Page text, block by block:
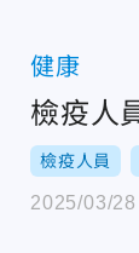
健康
檢疫人
檢疫人員
2025/03/